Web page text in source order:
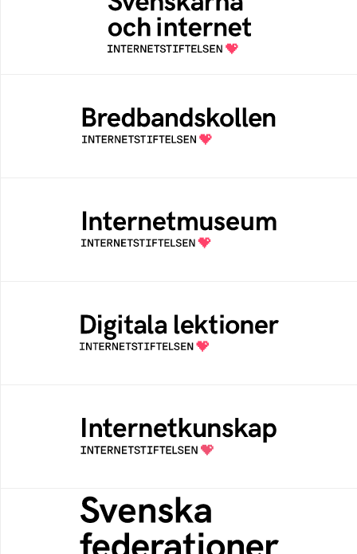
En årlig studie av svenska folkets
internetvanor
Bredbandskollen är ett oberoende
konsumentverktyg som drivs av
Internetstiftelsen
Ett digitalt museum som byggts, och kureras
av Internetstiftelsen
Öppen digital lärresurs med färdiga lektioner
för alla stadier i grundskolan
Samlad kunskap som hjälper dig att bli en
säker och medveten internetanvändare
Svenska federationer
Grunden för medlemskap i en sektors- eller
kontextspecifik federation